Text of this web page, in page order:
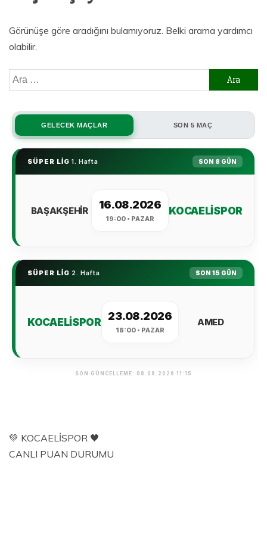
Görünüşe göre aradığını bulamıyoruz. Belki arama yardımcı
olabilir.
A
r
💚 KOCAELİSPOR 🖤
CANLI PUAN DURUMU